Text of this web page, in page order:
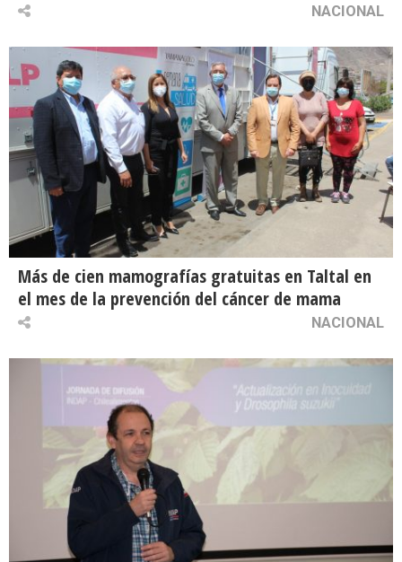
NACIONAL
Más de cien mamografías gratuitas en Taltal en
el mes de la prevención del cáncer de mama
NACIONAL